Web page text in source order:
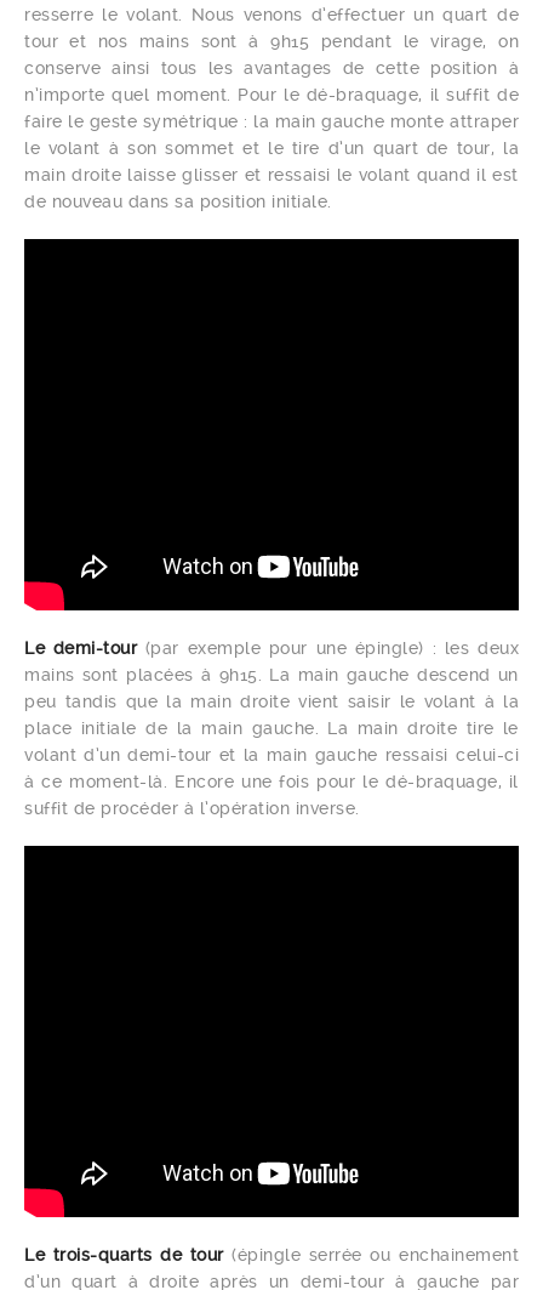
resserre le volant. Nous venons d’effectuer un quart de
tour et nos mains sont à 9h15 pendant le virage, on
conserve ainsi tous les avantages de cette position à
n’importe quel moment. Pour le dé-braquage, il suffit de
faire le geste symétrique : la main gauche monte attraper
le volant à son sommet et le tire d’un quart de tour, la
main droite laisse glisser et ressaisi le volant quand il est
de nouveau dans sa position initiale.
Le demi-tour(par exemple pour une épingle) : les deux
mains sont placées à 9h15. La main gauche descend un
peu tandis que la main droite vient saisir le volant à la
place initiale de la main gauche. La main droite tire le
volant d’un demi-tour et la main gauche ressaisi celui-ci
à ce moment-là. Encore une fois pour le dé-braquage, il
suffit de procéder à l’opération inverse.
Le trois-quarts de tour(épingle serrée ou enchainement
d’un quart à droite après un demi-tour à gauche par